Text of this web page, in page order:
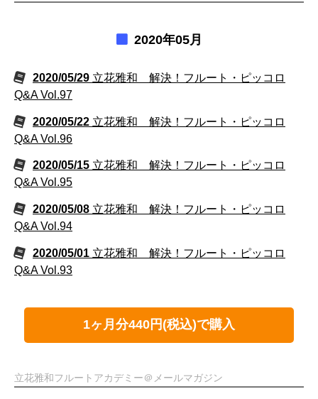
2020年05月
2020/05/29 立花雅和 解決！フルート・ピッコロ
Q&A Vol.97
2020/05/22 立花雅和 解決！フルート・ピッコロ
Q&A Vol.96
2020/05/15 立花雅和 解決！フルート・ピッコロ
Q&A Vol.95
2020/05/08 立花雅和 解決！フルート・ピッコロ
Q&A Vol.94
2020/05/01 立花雅和 解決！フルート・ピッコロ
Q&A Vol.93
1ヶ月分440円(税込)で購入
立花雅和フルートアカデミー＠メールマガジン